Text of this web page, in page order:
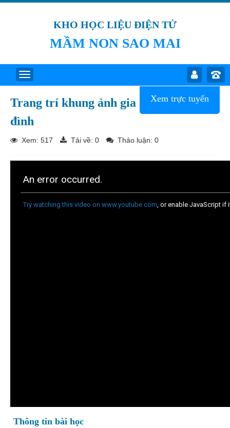
KHO HỌC LIỆU ĐIỆN TỬ
MẦM NON SAO MAI
Xem trực tuyến
Trang trí khung ảnh gia
đình
Xem: 517 Tải về: 0 Thảo luận: 0
Thông tin bài học